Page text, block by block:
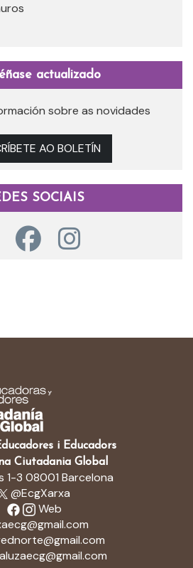
actualizado
sobre as novidades
AO BOLETÍN
SOCIAIS
i Educadors
Ciutadania Global
1-3 08001 Barcelona
@EcgXarxa
Web